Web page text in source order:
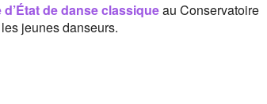
de danse classiqueau Conservatoire
jeunes danseurs.